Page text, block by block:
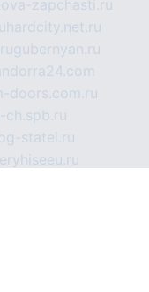
zapchasti.ru
hardcity.net.ru
gubernyan.ru
doors.com.ru
ch.spb.ru
statei.ru